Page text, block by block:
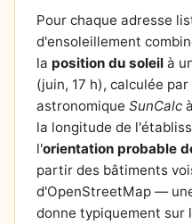
Pour chaque adresse
d'ensoleillement
la position du soleil à
(juin, 17 h), calculée
astronomique SunCalc
la longitude de
l'orientation probable
partir des bâtiments
d'OpenStreetMap —
donne typiquement sur